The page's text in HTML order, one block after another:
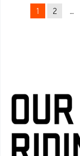
1 2 …